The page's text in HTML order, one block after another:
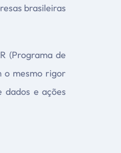
brasileiras
(Programa de
o mesmo rigor
e ações